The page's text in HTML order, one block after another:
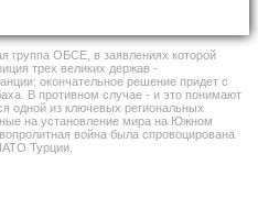
группа ОБСЕ, в заявлениях которой
трех великих держав -
окончательное решение придет с
В противном случае - и это понимают
одной из ключевых региональных
на установление мира на Южном
война была спровоцирована
Турции.